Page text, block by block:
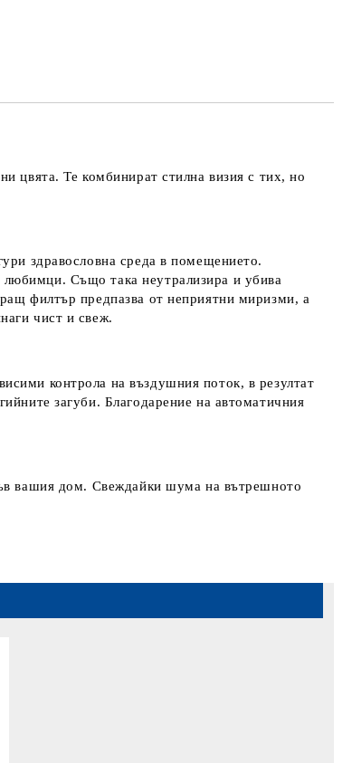
цвята. Te комбинират стилна визия с тих, но
здравословна среда в помещението.
Също така неутрализира и убива
филтър предпазва от неприятни миризми, а
чист и свеж.
контрола на въздушния поток, в резултат
загуби. Благодарение на автоматичния
вашия дом. Свеждайки шума на вътрешното